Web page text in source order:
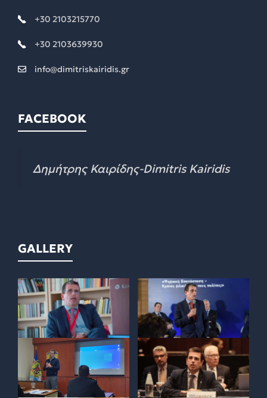
+30 2103215770
+30 2103639930
info@dimitriskairidis.gr
FACEBOOK
Δημήτρης Καιρίδης-Dimitris Kairidis
GALLERY